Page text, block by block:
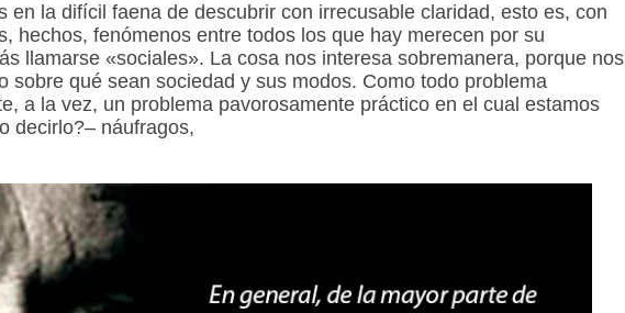
en la difícil faena de descubrir con irrecusable claridad, esto es, con
hechos, fenómenos entre todos los que hay merecen por su
llamarse «sociales». La cosa nos interesa sobremanera, porque nos
sobre qué sean sociedad y sus modos. Como todo problema
a la vez, un problema pavorosamente práctico en el cual estamos
decirlo?– náufragos,